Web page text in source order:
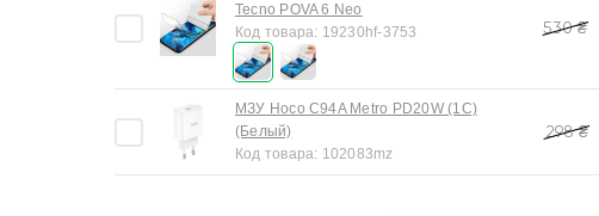
Tecno POVA 6 Neo
Код товара: 19230hf-3753 530₴
МЗУ Hoco C94A Metro PD20W (1C)
(Белый)
Код товара: 102083mz
298₴